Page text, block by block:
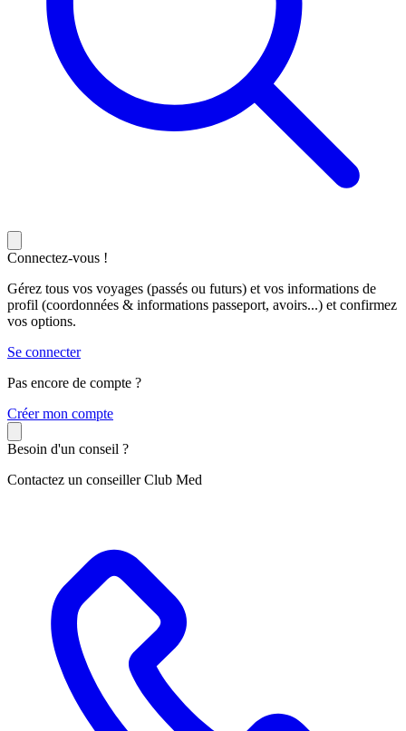
Connectez-vous !
Gérez tous vos voyages (passés ou futurs) et vos informations de
profil (coordonnées & informations passeport, avoirs...) et confirmez
vos options.
Se connecter
Pas encore de compte ?
Créer mon compte
Besoin d'un conseil ?
Contactez un conseiller Club Med